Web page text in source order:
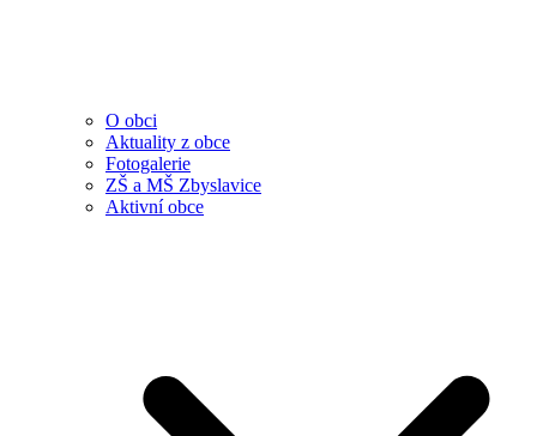
O obci
Aktuality z obce
Fotogalerie
ZŠ a MŠ Zbyslavice
Aktivní obce